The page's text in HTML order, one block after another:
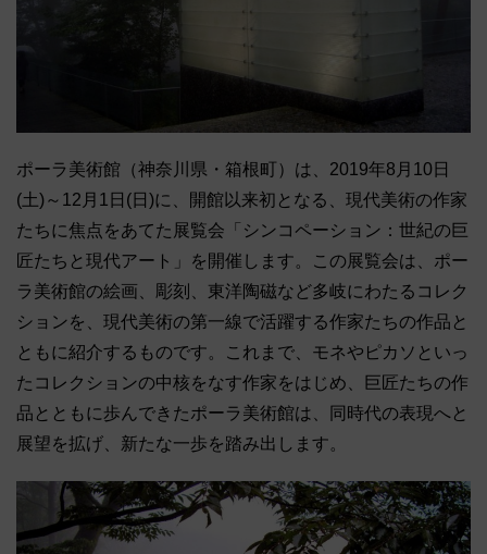
ポーラ美術館（神奈川県・箱根町）は、2019年8月10日
(土)～12月1日(日)に、開館以来初となる、現代美術の作家
たちに焦点をあてた展覧会「シンコペーション：世紀の巨
匠たちと現代アート」を開催します。この展覧会は、ポー
ラ美術館の絵画、彫刻、東洋陶磁など多岐にわたるコレク
ションを、現代美術の第一線で活躍する作家たちの作品と
ともに紹介するものです。これまで、モネやピカソといっ
たコレクションの中核をなす作家をはじめ、巨匠たちの作
品とともに歩んできたポーラ美術館は、同時代の表現へと
展望を拡げ、新たな一歩を踏み出します。